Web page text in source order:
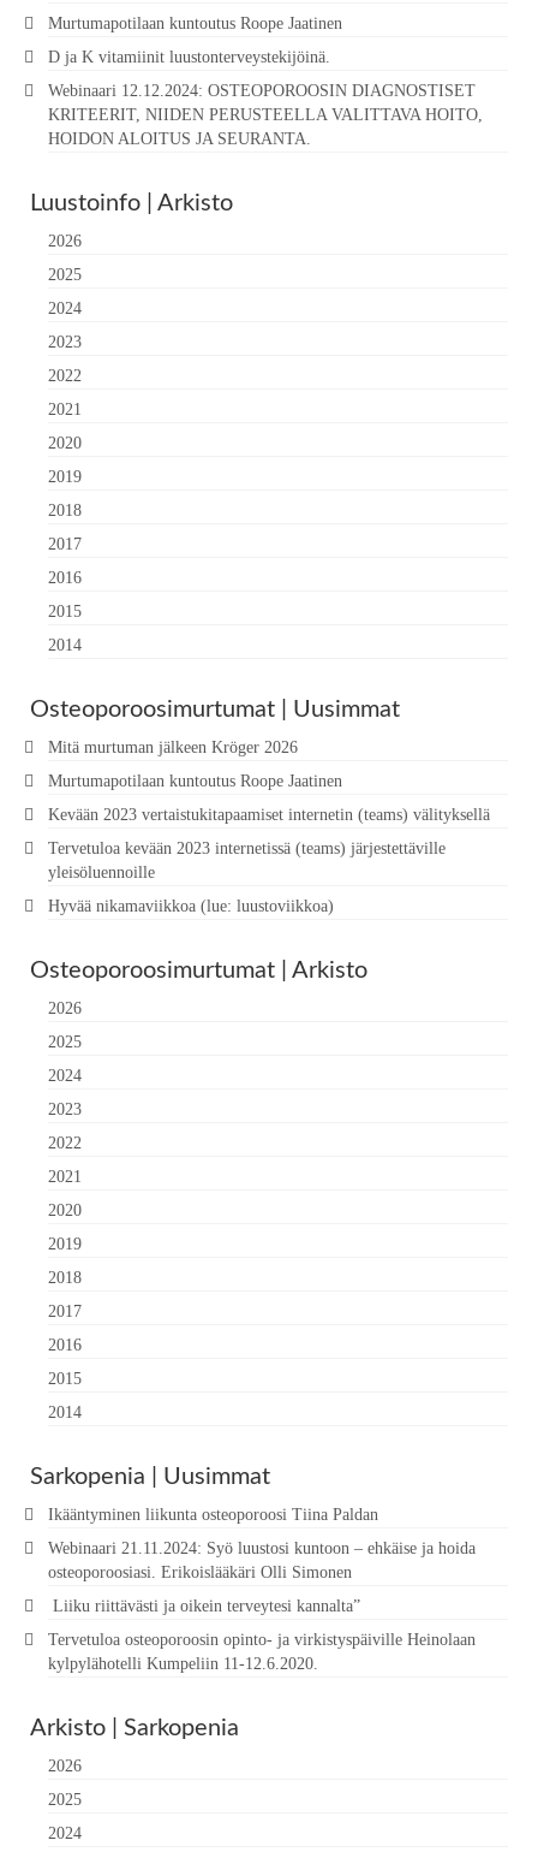
Murtumapotilaan kuntoutus Roope Jaatinen
D ja K vitamiinit luustonterveystekijöinä.
Webinaari 12.12.2024: OSTEOPOROOSIN DIAGNOSTISET
KRITEERIT, NIIDEN PERUSTEELLA VALITTAVA HOITO,
HOIDON ALOITUS JA SEURANTA.
Luustoinfo | Arkisto
2026
2025
2024
2023
2022
2021
2020
2019
2018
2017
2016
2015
2014
Osteoporoosimurtumat | Uusimmat
Mitä murtuman jälkeen Kröger 2026
Murtumapotilaan kuntoutus Roope Jaatinen
Kevään 2023 vertaistukitapaamiset internetin (teams) välityksellä
Tervetuloa kevään 2023 internetissä (teams) järjestettäville
yleisöluennoille
Hyvää nikamaviikkoa (lue: luustoviikkoa)
Osteoporoosimurtumat | Arkisto
2026
2025
2024
2023
2022
2021
2020
2019
2018
2017
2016
2015
2014
Sarkopenia | Uusimmat
Ikääntyminen liikunta osteoporoosi Tiina Paldan
Webinaari 21.11.2024: Syö luustosi kuntoon – ehkäise ja hoida
osteoporoosiasi. Erikoislääkäri Olli Simonen
Liiku riittävästi ja oikein terveytesi kannalta”
Tervetuloa osteoporoosin opinto- ja virkistyspäiville Heinolaan
kylpylähotelli Kumpeliin 11-12.6.2020.
Arkisto | Sarkopenia
2026
2025
2024